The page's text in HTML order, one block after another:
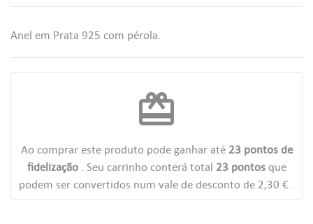
redeem
Ao comprar este produto pode ganhar até 23pontos de
fidelização. Seu carrinho conterá total 23pontosque
podem ser convertidos num vale de desconto de 2,30 € .
Anel em Prata 925 com pérola.
((TITLE))
ENTRAR